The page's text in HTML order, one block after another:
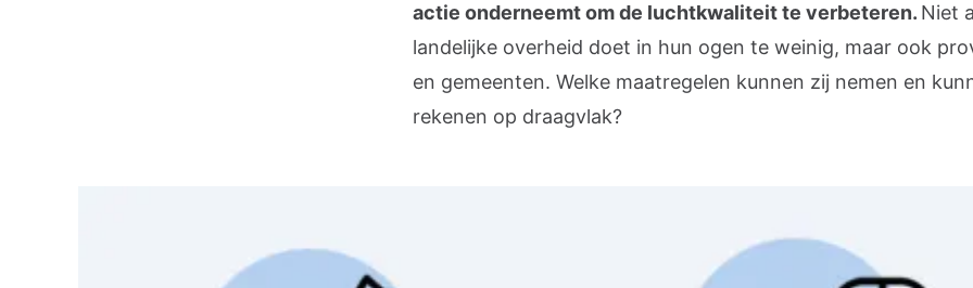
actie onderneemt om de luchtkwaliteit te verbeteren. Niet
landelijke overheid doet in hun ogen te weinig, maar ook
en gemeenten. Welke maatregelen kunnen zij nemen en
rekenen op draagvlak?